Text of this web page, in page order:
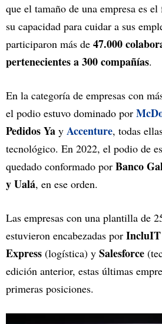
que el tamaño de una empresa es
su capacidad para cuidar a sus
participaron más de 47.000
pertenecientes a 300 compañías.
En la categoría de empresas con
el podio estuvo dominado por
Pedidos Ya y Accenture, todas
tecnológico. En 2022, el podio de
quedado conformado por Banco
y Ualá, en ese orden.
Las empresas con una plantilla de
estuvieron encabezadas por IncluIT
Express (logística) y Salesforce
edición anterior, estas últimas
primeras posiciones.